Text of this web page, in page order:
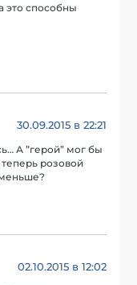
это способны
30.09.2015 в 22:21
А ”герой” мог бы
розовой
02.10.2015 в 12:02